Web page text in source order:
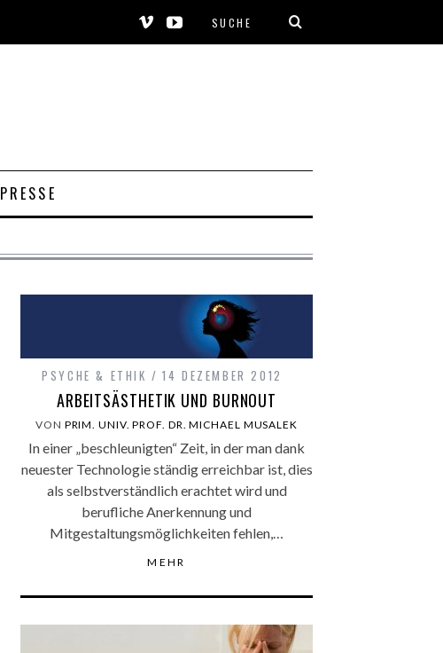
PRESSE
PSYCHE & ETHIK 14 DEZEMBER 2012
ARBEITSÄSTHETIK UND BURNOUT
VON PRIM. UNIV. PROF. DR. MICHAEL MUSALEK
In einer „beschleunigten“ Zeit, in der man dank
neuester Technologie ständig erreichbar ist, dies
als selbstverständlich erachtet wird und
berufliche Anerkennung und
Mitgestaltungsmöglichkeiten fehlen,…
MEHR